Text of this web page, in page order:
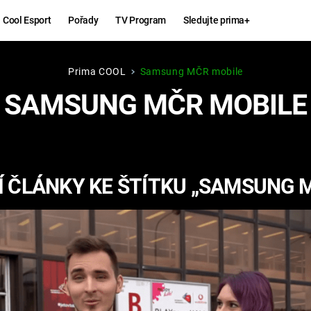
Cool Esport Pořady TV Program Sledujte prima+
Hry
KINGDOM
COME:
DELIVERANCE
ESPORT
Zábava
CHUCK
NORRIS
Prima COOL Samsung MČR mobile
SAMSUNG MČR MOBILE
KE ŠTÍTKU „SAMSUNG